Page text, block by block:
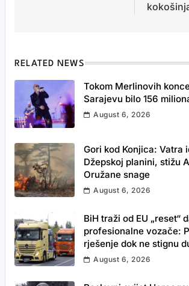
RELATED NEWS
Tokom Merlinovih
Sarajevu bilo 156
August 6, 2026
Gori kod Konjica: Vatra
Džepskoj planini, stižu
Oružane snage
August 6, 2026
BiH traži od EU „reset“
profesionalne vozače:
rješenje dok ne stignu
August 6, 2026